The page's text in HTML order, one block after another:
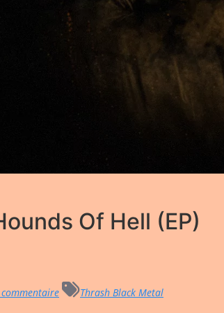
Of Hell (EP)
Thrash Black Metal